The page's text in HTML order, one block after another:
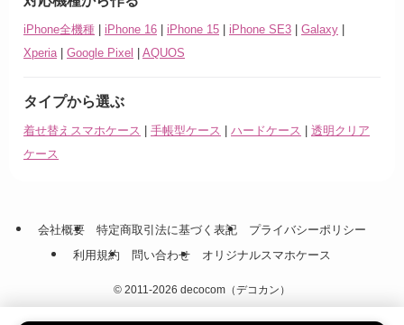
iPhone全機種 | iPhone 16 | iPhone 15 | iPhone SE3 | Galaxy |
Xperia | Google Pixel | AQUOS
タイプから選ぶ
着せ替えスマホケース | 手帳型ケース | ハードケース | 透明クリア
ケース
会社概要 特定商取引法に基づく表記
プライバシーポリシー
利用規約
問い合わせ オリジナルスマホケース
© 2011-2026 decocom（デコカン）